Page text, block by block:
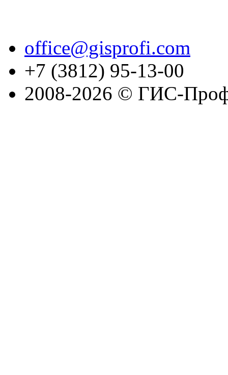
office@gisprofi.com
+7 (3812) 95-13-00
2008-2026 © ГИС-